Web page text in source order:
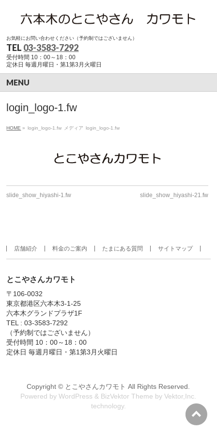
お気軽にお問い合わせください（予約制ではございません）
TEL 03-3583-7292
受付時間 10：00～18：00
定休日 毎週月曜日・第1第3月火曜日
MENU
login_logo-1.fw
HOME » login_logo-1.fw メディア login_logo-1.fw
slide_show_hiyashi-1.fw slide_show_hiyashi-21.fw
店舗紹介 料金のご案内 たまにある質問 サイトマップ
とこやさんカワモト
〒106-0032
東京都港区六本木3-1-25
六本木グランドプラザ1F
TEL : 03-3583-7292
（予約制ではございません）
受付時間 10：00～18：00
定休日 毎週月曜日・第1第3月火曜日
Copyright © とこやさんカワモト All Rights Reserved.
Powered byWordPress & BizVektor Theme byVektor,Inc.
technology.